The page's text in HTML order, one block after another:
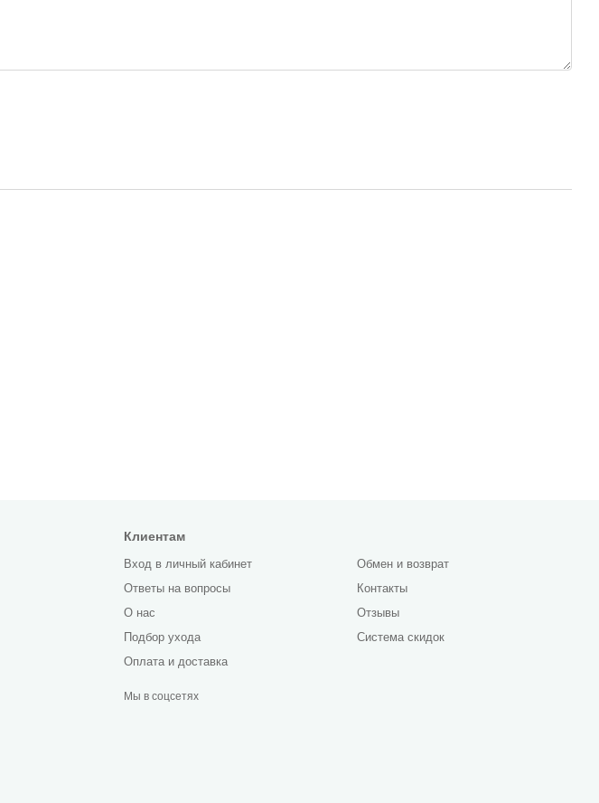
Клиентам
Вход в личный кабинет
Ответы на вопросы
О нас
Подбор ухода
Оплата и доставка
Обмен и возврат
Контакты
Отзывы
Система скидок
Мы в соцсетях